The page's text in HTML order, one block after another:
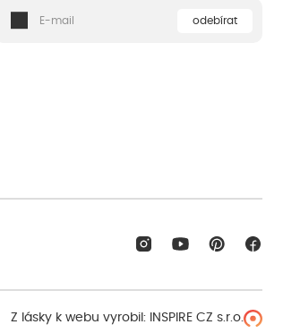
odebírat
Z lásky k webu vyrobil: INSPIRE CZ s.r.o.